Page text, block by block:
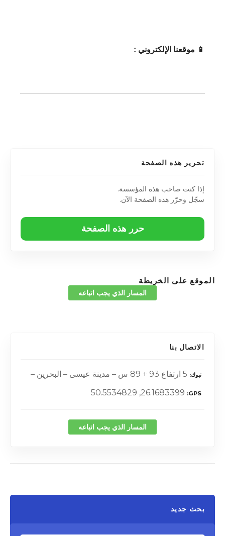
📱 موقعنا الإلكتروني :
تحرير هذه الصفحة
إذا كنت صاحب هذه المؤسسة.
سجّل وحرّر هذه الصفحة الآن.
حرر هذه الصفحة
الموقع على الخريطة
المسار الذي يجب اتباعه
الاتصال بنا
تبوك 5 ارتفاع 93 + 89 س – مدينة عيسى – البحرين –
GPS
26.1683399, 50.5534829
المسار الذي يجب اتباعه
بحث جديد